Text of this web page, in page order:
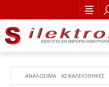
ΑΝΑΛΩΣΙΜΑ AΣΦΑΛΕΙΟΘΗΚΕΣ